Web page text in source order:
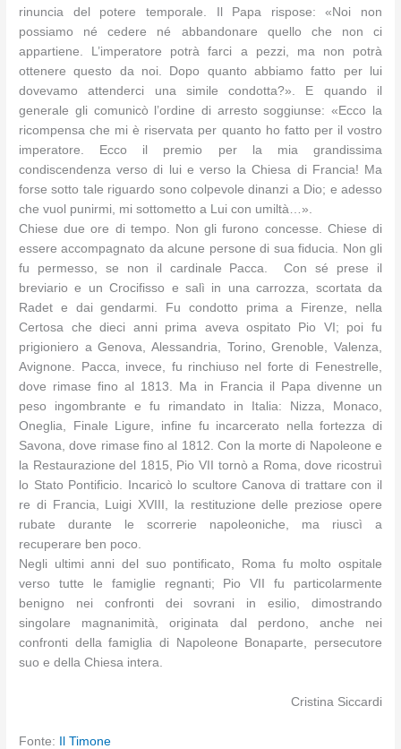
rinuncia del potere temporale. Il Papa rispose: «Noi non
possiamo né cedere né abbandonare quello che non ci
appartiene. L’imperatore potrà farci a pezzi, ma non potrà
ottenere questo da noi. Dopo quanto abbiamo fatto per lui
dovevamo attenderci una simile condotta?». E quando il
generale gli comunicò l’ordine di arresto soggiunse: «Ecco la
ricompensa che mi è riservata per quanto ho fatto per il vostro
imperatore. Ecco il premio per la mia grandissima
condiscendenza verso di lui e verso la Chiesa di Francia! Ma
forse sotto tale riguardo sono colpevole dinanzi a Dio; e adesso
che vuol punirmi, mi sottometto a Lui con umiltà…».
Chiese due ore di tempo. Non gli furono concesse. Chiese di
essere accompagnato da alcune persone di sua fiducia. Non gli
fu permesso, se non il cardinale Pacca. Con sé prese il
breviario e un Crocifisso e salì in una carrozza, scortata da
Radet e dai gendarmi. Fu condotto prima a Firenze, nella
Certosa che dieci anni prima aveva ospitato Pio VI; poi fu
prigioniero a Genova, Alessandria, Torino, Grenoble, Valenza,
Avignone. Pacca, invece, fu rinchiuso nel forte di Fenestrelle,
dove rimase fino al 1813. Ma in Francia il Papa divenne un
peso ingombrante e fu rimandato in Italia: Nizza, Monaco,
Oneglia, Finale Ligure, infine fu incarcerato nella fortezza di
Savona, dove rimase fino al 1812. Con la morte di Napoleone e
la Restaurazione del 1815, Pio VII tornò a Roma, dove ricostruì
lo Stato Pontificio. Incaricò lo scultore Canova di trattare con il
re di Francia, Luigi XVIII, la restituzione delle preziose opere
rubate durante le scorrerie napoleoniche, ma riuscì a
recuperare ben poco.
Negli ultimi anni del suo pontificato, Roma fu molto ospitale
verso tutte le famiglie regnanti; Pio VII fu particolarmente
benigno nei confronti dei sovrani in esilio, dimostrando
singolare magnanimità, originata dal perdono, anche nei
confronti della famiglia di Napoleone Bonaparte, persecutore
suo e della Chiesa intera.
Cristina Siccardi
Fonte: Il Timone